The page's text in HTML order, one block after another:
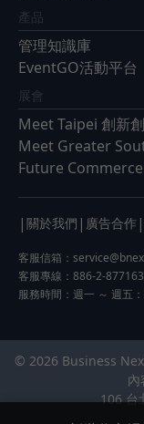
產品
管理知識庫
EventGO活動平台
展會
Meet Taipei 創新
Meet Greater
Future
| 關於我們 | 廣告合作 |
客服信箱：
客服專線：886-2-
服務時間：週一 ～ 週五
© 2026 Business
內
106 台